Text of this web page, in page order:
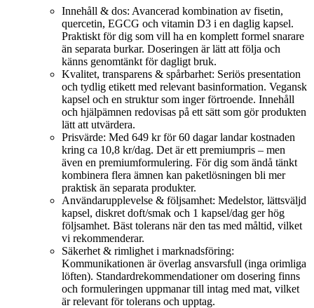
Innehåll & dos: Avancerad kombination av fisetin,
quercetin, EGCG och vitamin D3 i en daglig kapsel.
Praktiskt för dig som vill ha en komplett formel snarare
än separata burkar. Doseringen är lätt att följa och
känns genomtänkt för dagligt bruk.
Kvalitet, transparens & spårbarhet: Seriös presentation
och tydlig etikett med relevant basinformation. Vegansk
kapsel och en struktur som inger förtroende. Innehåll
och hjälpämnen redovisas på ett sätt som gör produkten
lätt att utvärdera.
Prisvärde: Med 649 kr för 60 dagar landar kostnaden
kring ca 10,8 kr/dag. Det är ett premiumpris – men
även en premiumformulering. För dig som ändå tänkt
kombinera flera ämnen kan paketlösningen bli mer
praktisk än separata produkter.
Användarupplevelse & följsamhet: Medelstor, lättsväljd
kapsel, diskret doft/smak och 1 kapsel/dag ger hög
följsamhet. Bäst tolerans när den tas med måltid, vilket
vi rekommenderar.
Säkerhet & rimlighet i marknadsföring:
Kommunikationen är överlag ansvarsfull (inga orimliga
löften). Standardrekommendationer om dosering finns
och formuleringen uppmanar till intag med mat, vilket
är relevant för tolerans och upptag.